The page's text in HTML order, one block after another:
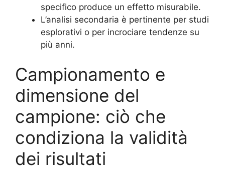
specifico produce un effetto misurabile.
L’analisi secondaria è pertinente per studi
esplorativi o per incrociare tendenze su
più anni.
Campionamento e
dimensione del
campione: ciò che
condiziona la validità
dei risultati